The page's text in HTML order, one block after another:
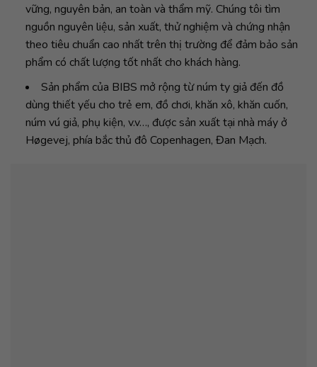
vững, nguyên bản, an toàn và thẩm mỹ. Chúng tôi tìm
nguồn nguyên liệu, sản xuất, thử nghiệm và chứng nhận
theo tiêu chuẩn cao nhất trên thị trường để đảm bảo sản
phẩm có chất lượng tốt nhất cho khách hàng.
Sản phẩm của BIBS mở rộng từ núm ty giả đến đồ
dùng thiết yếu cho trẻ em, đồ chơi, khăn xô, khăn cuốn,
núm vú giả, phụ kiện, v.v…, được sản xuất tại nhà máy ở
Høgevej, phía bắc thủ đô Copenhagen, Đan Mạch.